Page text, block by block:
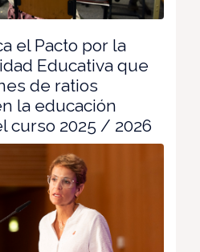
el Pacto por la
Educativa que
de ratios
la educación
curso 2025 / 2026